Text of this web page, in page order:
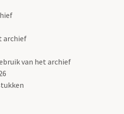
archief
van het archief